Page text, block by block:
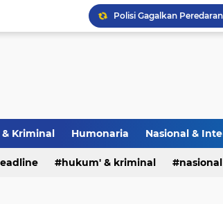
Kriminal Humonaria Nasional &
UU Pershukum' & kriminal